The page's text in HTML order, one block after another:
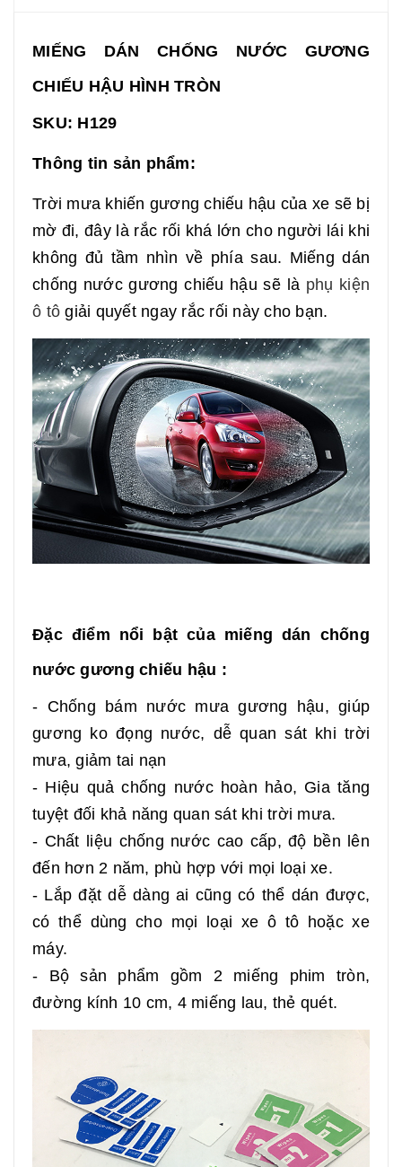
MIẾNG DÁN CHỐNG NƯỚC GƯƠNG
CHIẾU HẬU HÌNH TRÒN
SKU: H129
Thông tin sản phẩm:
Trời mưa khiến gương chiếu hậu của xe sẽ bị
mờ đi, đây là rắc rối khá lớn cho người lái khi
không đủ tầm nhìn về phía sau. Miếng dán
chống nước gương chiếu hậu sẽ là phụ kiện
ô tô giải quyết ngay rắc rối này cho bạn.
Đặc điểm nổi bật của miếng dán chống
nước gương chiếu hậu :
- Chống bám nước mưa gương hậu, giúp
gương ko đọng nước, dễ quan sát khi trời
mưa, giảm tai nạn
- Hiệu quả chống nước hoàn hảo, Gia tăng
tuyệt đối khả năng quan sát khi trời mưa.
- Chất liệu chống nước cao cấp, độ bền lên
đến hơn 2 năm, phù hợp với mọi loại xe.
- Lắp đặt dễ dàng ai cũng có thể dán được,
có thể dùng cho mọi loại xe ô tô hoặc xe
máy.
- Bộ sản phẩm gồm 2 miếng phim tròn,
đường kính 10 cm, 4 miếng lau, thẻ quét.